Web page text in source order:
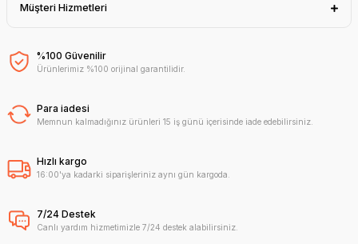
Müşteri Hizmetleri
%100 Güvenilir
Ürünlerimiz %100 orijinal garantilidir.
Para iadesi
Memnun kalmadığınız ürünleri 15 iş günü içerisinde iade edebilirsiniz.
Hızlı kargo
16:00'ya kadarki siparişleriniz aynı gün kargoda.
7/24 Destek
Canlı yardım hizmetimizle 7/24 destek alabilirsiniz.